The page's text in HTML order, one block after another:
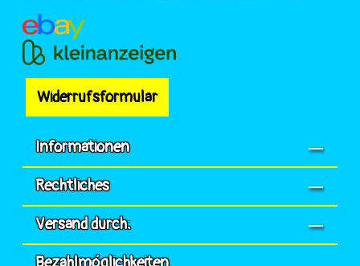
Widerrufsformular
Informationen
Rechtliches
Versand durch: